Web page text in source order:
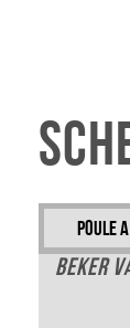
Poule A
Beker